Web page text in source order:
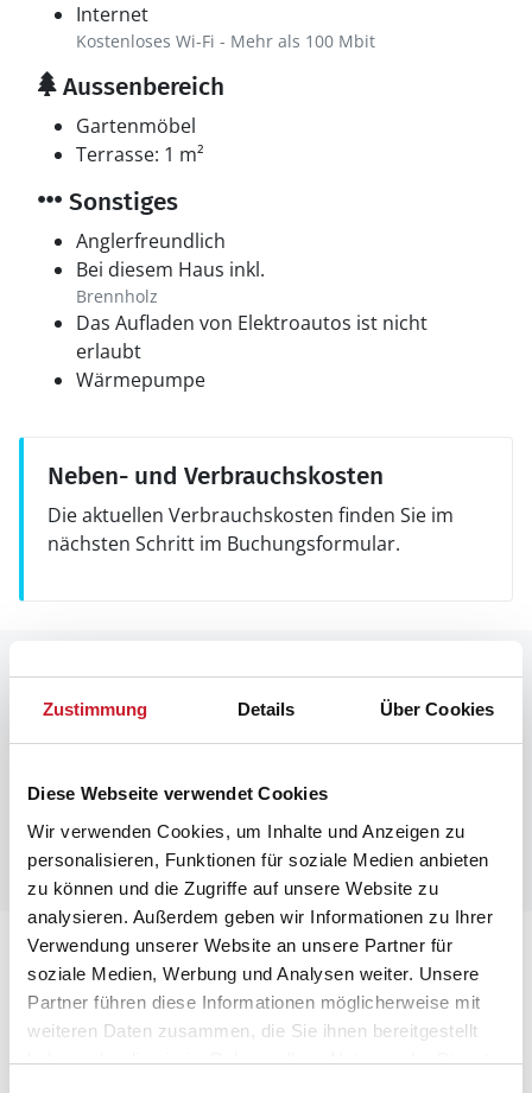
Zustimmung Details Über Cookies
Diese Webseite verwendet Cookies
Wir verwenden Cookies, um Inhalte und Anzeigen zu
personalisieren, Funktionen für soziale Medien anbieten
zu können und die Zugriffe auf unsere Website zu
analysieren. Außerdem geben wir Informationen zu Ihrer
Verwendung unserer Website an unsere Partner für
soziale Medien, Werbung und Analysen weiter. Unsere
Partner führen diese Informationen möglicherweise mit
weiteren Daten zusammen, die Sie ihnen bereitgestellt
haben oder die sie im Rahmen Ihrer Nutzung der Dienste
Internet
Kostenloses Wi-Fi - Mehr als 100 Mbit
Aussenbereich
Gartenmöbel
Terrasse: 1 m²
Sonstiges
Anglerfreundlich
Bei diesem Haus inkl.
Brennholz
Das Aufladen von Elektroautos ist nicht
erlaubt
Wärmepumpe
Neben- und Verbrauchskosten
Die aktuellen Verbrauchskosten finden Sie im
nächsten Schritt im Buchungsformular.
Raumaufteilung
Lageplan
Adresse
Ferienhaus SB132
Lille mommarkvej 45